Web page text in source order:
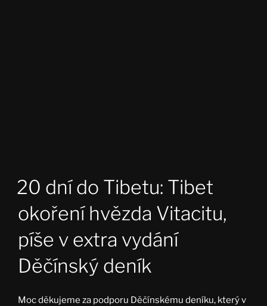
20 dní do Tibetu: Tibet
okoření hvězda Vitacitu,
píše v extra vydání
Děčínský deník
Moc děkujeme za podporu Děčínskému deníku, který v